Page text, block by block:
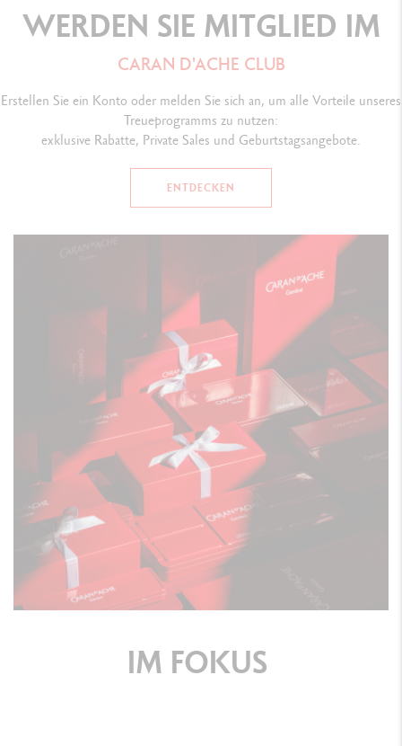
WERDEN SIE MITGLIED IM
CARAN D'ACHE CLUB
Erstellen Sie ein Konto oder melden Sie sich an, um alle Vorteile unseres
Treueprogramms zu nutzen:
exklusive Rabatte, Private Sales und Geburtstagsangebote.
ENTDECKEN
IM FOKUS